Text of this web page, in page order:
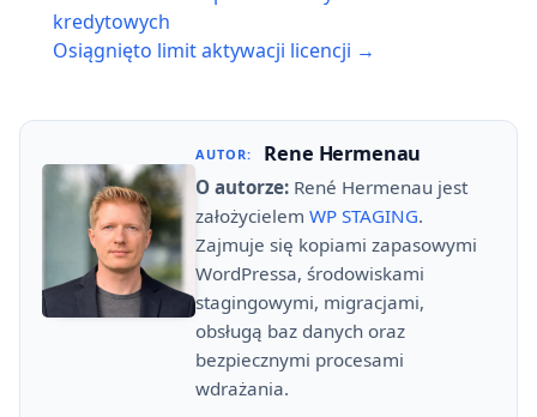
kredytowych
Osiągnięto limit aktywacji licencji →
AUTOR: Rene Hermenau
O autorze: René Hermenau jest
założycielem WP STAGING.
Zajmuje się kopiami zapasowymi
WordPressa, środowiskami
stagingowymi, migracjami,
obsługą baz danych oraz
bezpiecznymi procesami
wdrażania.